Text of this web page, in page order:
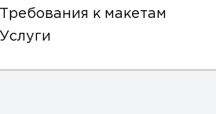
Требования к макетам
Услуги